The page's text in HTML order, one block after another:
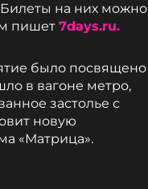
на них можно
пишет 7days.ru.
было посвящено
в вагоне метро,
застолье с
новую
«Матрица».